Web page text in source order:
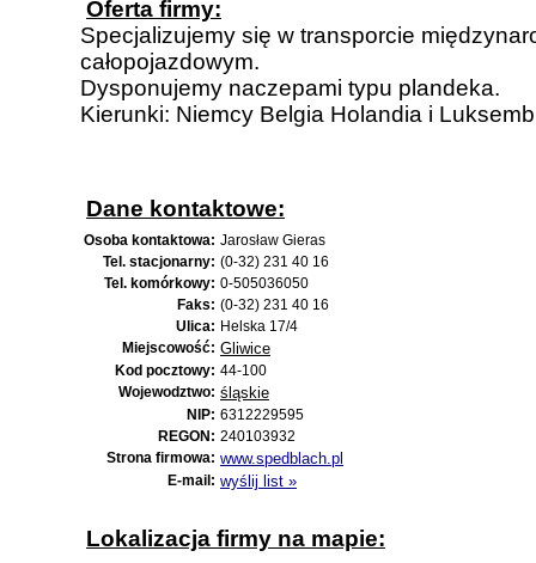
Oferta firmy:
Specjalizujemy się w transporcie
całopojazdowym.
Dysponujemy naczepami typu plandeka.
Kierunki: Niemcy Belgia Holandia i
Dane kontaktowe:
Osoba kontaktowa: Jarosław Gieras
Tel. stacjonarny: (0-32) 231 40 16
Tel. komórkowy: 0-505036050
Faks: (0-32) 231 40 16
Ulica: Helska 17/4
Miejscowość: Gliwice
Kod pocztowy: 44-100
Wojewodztwo: śląskie
NIP: 6312229595
REGON: 240103932
Strona firmowa: www.spedblach.pl
E-mail: wyślij list »
Lokalizacja firmy na mapie: